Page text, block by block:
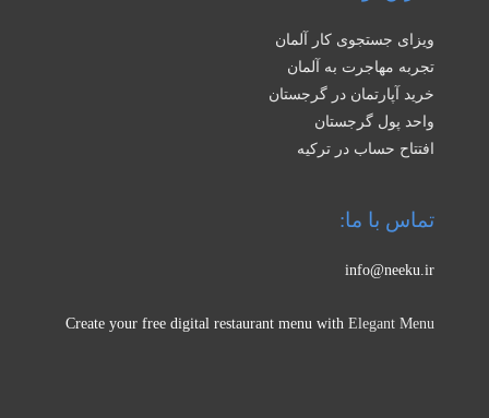
ویزای جستجوی کار آلمان
تجربه مهاجرت به آلمان
خرید آپارتمان در گرجستان
واحد پول گرجستان
افتتاح حساب در ترکیه
تماس با ما:
info@neeku.ir
Create your free digital restaurant menu with Elegant Menu